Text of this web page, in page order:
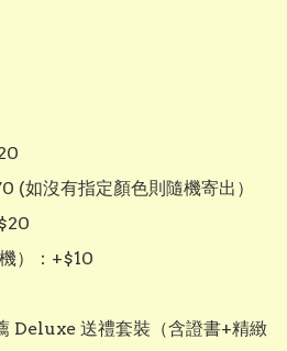
(如沒有指定顏色則隨機寄出）
）：+$10
Deluxe 送禮套裝（含證書+精緻